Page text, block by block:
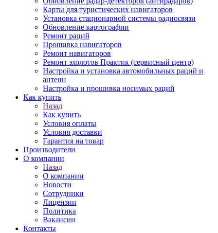
Карты для туристических навигаторов
Установка стационарной системы радиосвязи
Обновление картографии
Ремонт раций
Прошивка навигаторов
Ремонт навигаторов
Ремонт эхолотов Практик (сервисный центр)
Настройка и установка автомобильных раций и
антенн
Настройка и прошивка носимых раций
Как купить
Назад
Как купить
Условия оплаты
Условия доставки
Гарантия на товар
Производители
О компании
Назад
О компании
Новости
Сотрудники
Лицензии
Политика
Вакансии
Контакты